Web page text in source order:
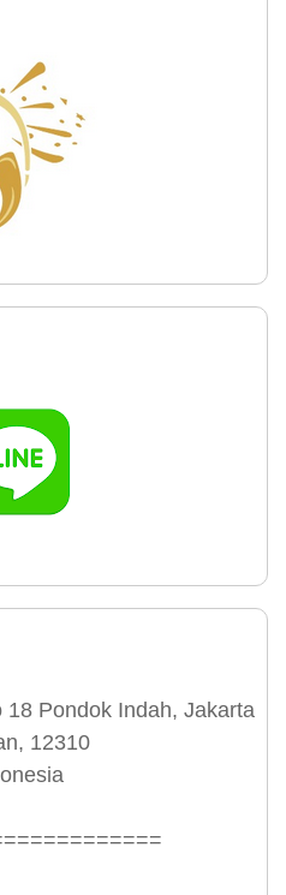
Pondok Indah, Jakarta
12310